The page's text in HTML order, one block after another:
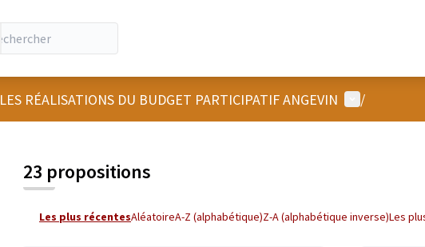
LES RÉALISATIONS DU BUDGET PARTICIPATIF ANGEVIN Menu
/
23 propositions
Les plus récentesAléatoireA-Z (alphabétique)Z-A (alphabétique inverse)Les